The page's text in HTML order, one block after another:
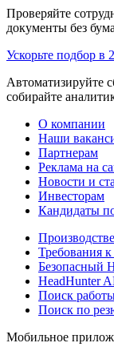
Проверяйте
документы без
Ускорьте подбор в
Автоматизируйте
собирайте
О компании
Наши
Партнерам
Реклама на
Новости и
Инвесторам
Кандидаты
Требования
Безопасный
HeadHunter
Поиск
Поиск по
Мобильное